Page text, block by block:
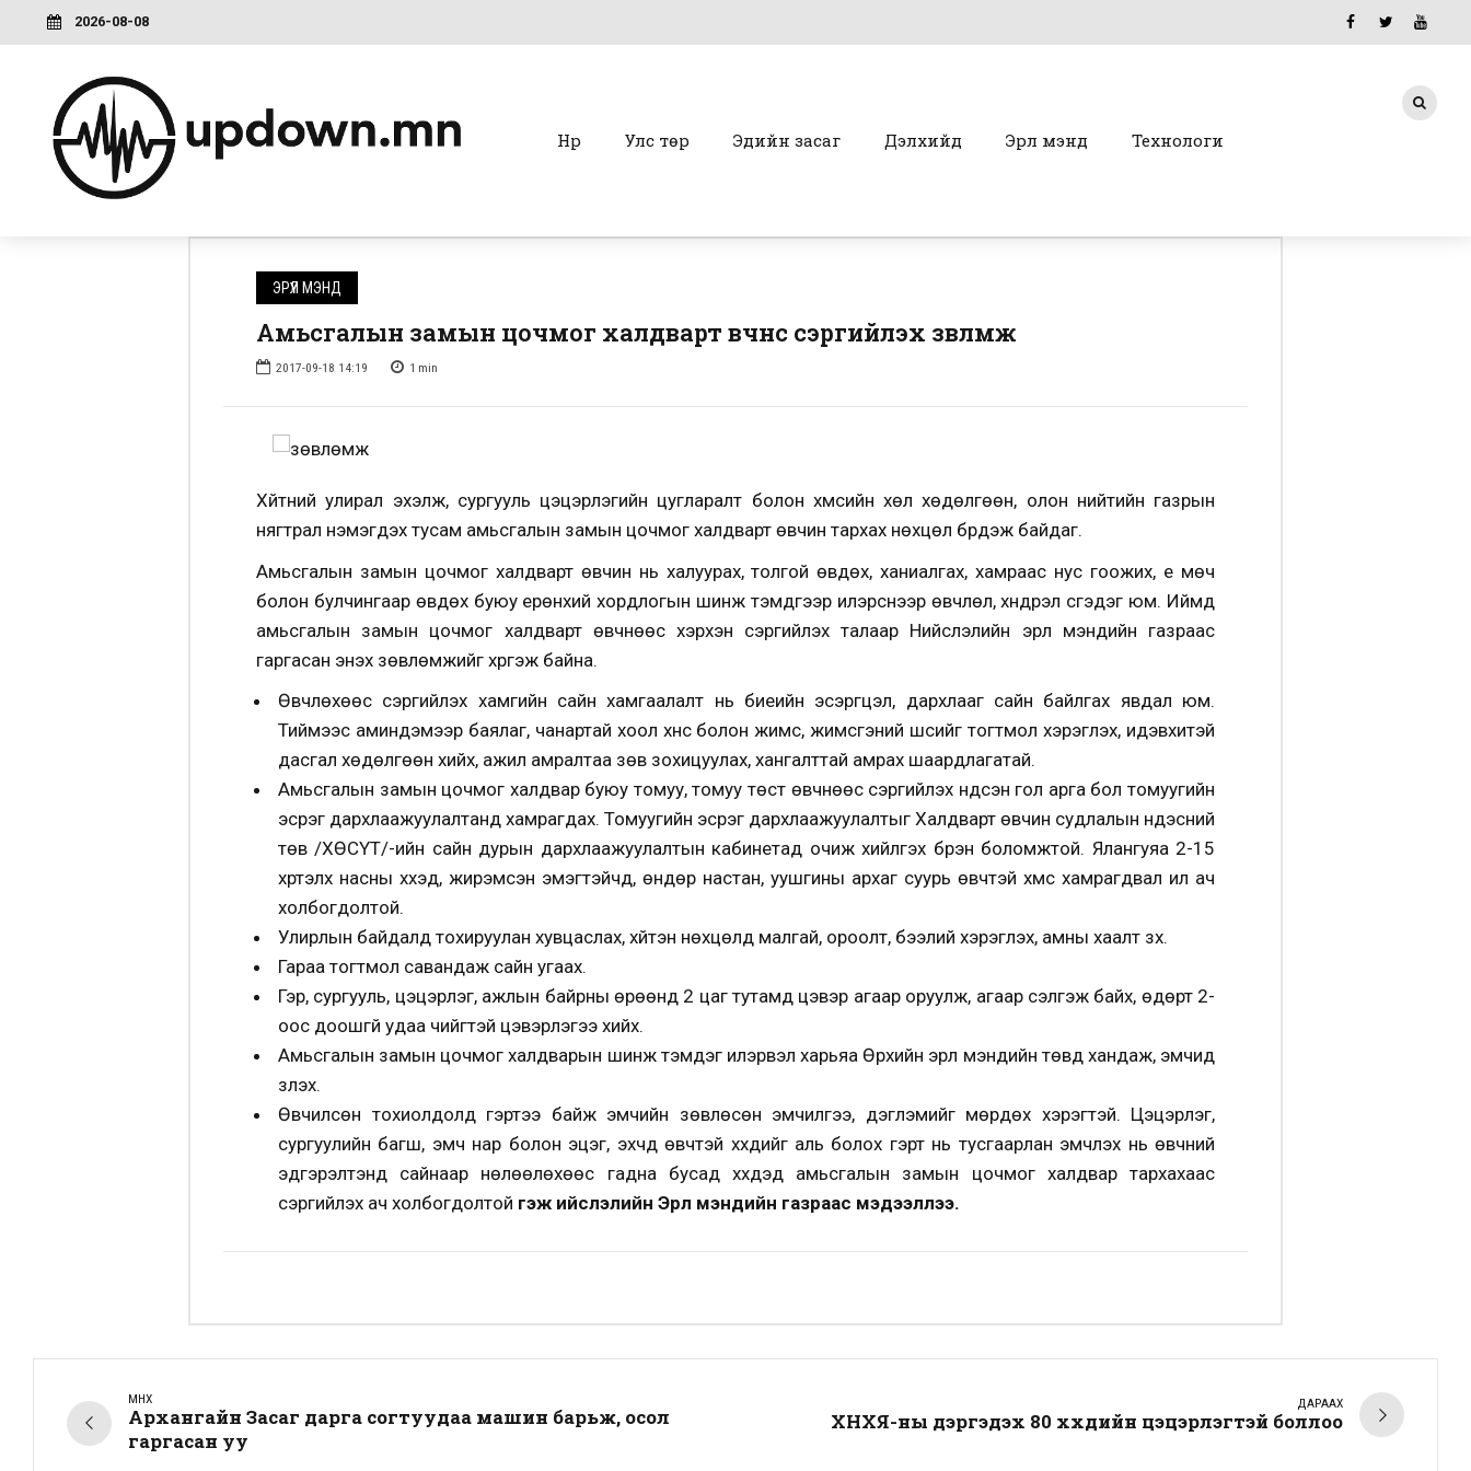
2026-08-08
Нүүр Улс төр Эдийн засаг Дэлхийд Эрүүл мэнд Технологи
ЭРҮҮЛ МЭНД
Амьсгалын замын цочмог халдварт өвчнөөс сэргийлэх зөвлөмж
2017-09-18 14:19 1 min
Хүйтний улирал эхэлж, сургууль цэцэрлэгийн цугларалт болон хүмүүсийн хөл хөдөлгөөн, олон нийтийн газрын
нягтрал нэмэгдэх тусам амьсгалын замын цочмог халдварт өвчин тархах нөхцөл бүрдэж байдаг.
Амьсгалын замын цочмог халдварт өвчин нь халуурах, толгой өвдөх, ханиалгах, хамраас нус гоожих, үе мөч
болон булчингаар өвдөх буюу ерөнхий хордлогын шинж тэмдгээр илэрснээр өвчлөл, хүндрэл үүсгэдэг юм. Иймд
амьсгалын замын цочмог халдварт өвчнөөс хэрхэн сэргийлэх талаар Нийслэлийн эрүүл мэндийн газраас
гаргасан энэхүү зөвлөмжийг хүргэж байна.
Өвчлөхөөс сэргийлэх хамгийн сайн хамгаалалт нь биеийн эсэргүүцэл, дархлааг сайн байлгах явдал юм.
Тиймээс аминдэмээр баялаг, чанартай хоол хүнс болон жимс, жимсгэний шүүсийг тогтмол хэрэглэх, идэвхитэй
дасгал хөдөлгөөн хийх, ажил амралтаа зөв зохицуулах, хангалттай амрах шаардлагатай.
Амьсгалын замын цочмог халдвар буюу томуу, томуу төст өвчнөөс сэргийлэх үндсэн гол арга бол томуугийн
эсрэг дархлаажуулалтанд хамрагдах. Томуугийн эсрэг дархлаажуулалтыг Халдварт өвчин судлалын үндэсний
төв /ХӨСҮТ/-ийн сайн дурын дархлаажуулалтын кабинетад очиж хийлгэх бүрэн боломжтой. Ялангуяа 2-15
хүртэлх насны хүүхэд, жирэмсэн эмэгтэйчүүд, өндөр настан, уушгины архаг суурь өвчтэй хүмүүс хамрагдвал илүү ач
холбогдолтой.
Улирлын байдалд тохируулан хувцаслах, хүйтэн нөхцөлд малгай, ороолт, бээлий хэрэглэх, амны хаалт зүүх.
Гараа тогтмол савандаж сайн угаах.
Гэр, сургууль, цэцэрлэг, ажлын байрны өрөөнд 2 цаг тутамд цэвэр агаар оруулж, агаар сэлгэж байх, өдөрт 2-
оос доошгүй удаа чийгтэй цэвэрлэгээ хийх.
Амьсгалын замын цочмог халдварын шинж тэмдэг илэрвэл харьяа Өрхийн эрүүл мэндийн төвд хандаж, эмчид
үзүүлэх.
Өвчилсөн тохиолдолд гэртээ байж эмчийн зөвлөсөн эмчилгээ, дэглэмийг мөрдөх хэрэгтэй. Цэцэрлэг,
сургуулийн багш, эмч нар болон эцэг, эхчүүд өвчтэй хүүхдийг аль болох гэрт нь тусгаарлан эмчлэх нь өвчний
эдгэрэлтэнд сайнаар нөлөөлөхөөс гадна бусад хүүхдэд амьсгалын замын цочмог халдвар тархахаас
сэргийлэх ач холбогдолтой гэж ийслэлийн Эрүүл мэндийн газраас мэдээллээ.
ӨМНӨХ
Архангайн Засаг дарга согтуудаа машин барьж, осол
гаргасан уу
ДАРААХ
ХНХЯ-ны дэргэдэх 80 хүүхдийн цэцэрлэгтэй боллоо